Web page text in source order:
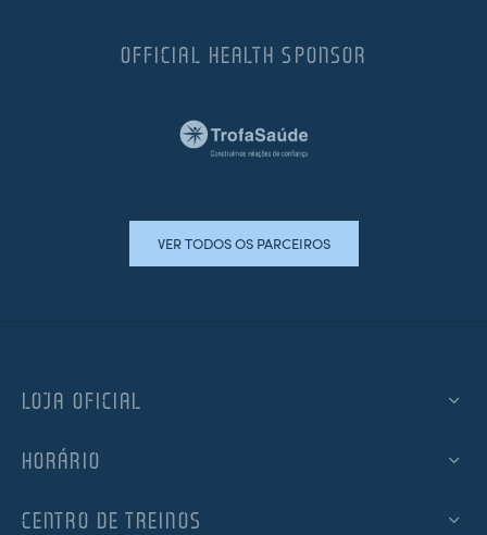
OFFICIAL HEALTH SPONSOR
VER TODOS OS PARCEIROS
LOJA OFICIAL
HORÁRIO
CENTRO DE TREINOS